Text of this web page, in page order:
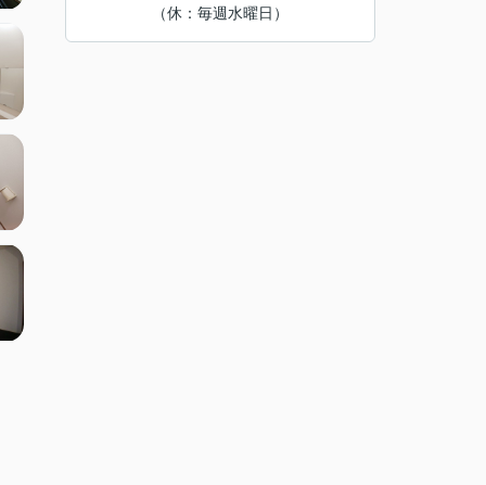
（休：毎週水曜日）